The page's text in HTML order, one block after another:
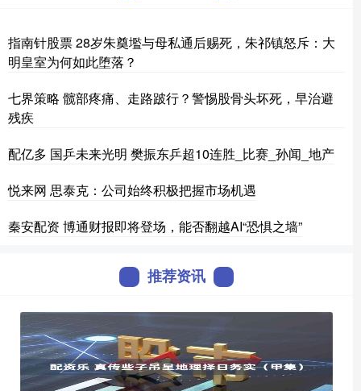
指南针股票 28岁朱奠壏与母私通后赐死，朱祁镇怒斥：大
明皇室为何如此堕落？
七界策略 髋部疼痛、走路跛行？警惕股骨头坏死，早治避
残疾
配亿多 国乒未来光明 樊振东乒超10连胜_比赛_孙闻_地产
悦来网 思泰克：公司始终积极把握市场机遇
秦安配资 博通财报即将登场，能否翻越AI“恐惧之墙”
推荐资讯